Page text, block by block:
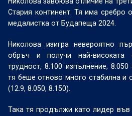
Стария континент. Тя има сребро
медалистка от Будапеща 2024.
Николова изигра невероятно
обръч и получи най-
трудност, 8.100 изпълнение, 8.050
тя беше отново много стабилна и
(12.9, 8.050, 8.150).
Така тя продължи като лидер във